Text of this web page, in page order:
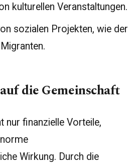
kulturellen Veranstaltungen.
sozialen Projekten, wie der
die Gemeinschaft
nur finanzielle Vorteile,
Wirkung. Durch die